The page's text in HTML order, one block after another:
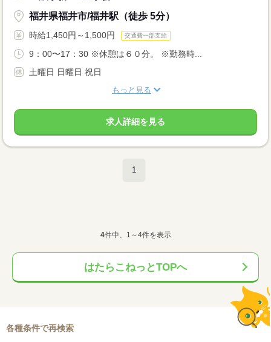
福井県福井市/福井駅（徒歩 5分）
時給1,450円～1,500円 交通費一部支給
9：00〜17：30 ※休憩は６０分。 ※勤務時...
土曜日 日曜日 祝日
もっと見る
求人詳細を見る
1
4件中、1～4件を表示
はたらこねっとTOPへ
各種条件で再検索